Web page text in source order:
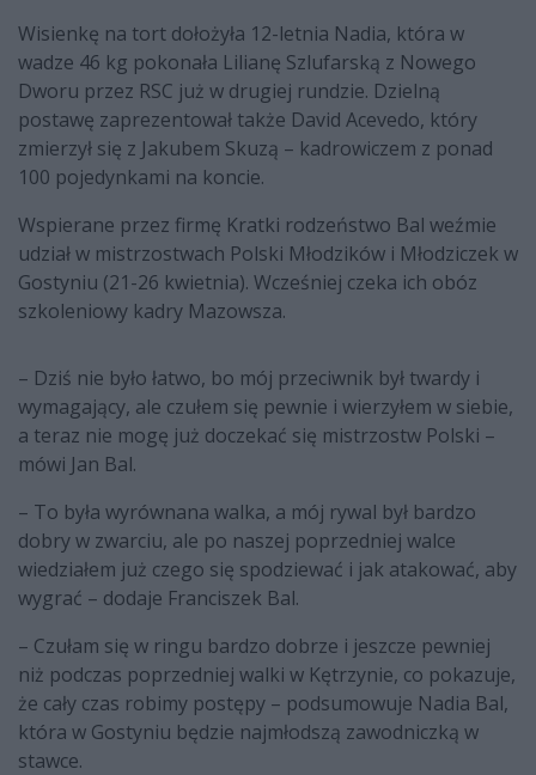
Wisienkę na tort dołożyła 12-letnia Nadia, która w
wadze 46 kg pokonała Lilianę Szlufarską z Nowego
Dworu przez RSC już w drugiej rundzie. Dzielną
postawę zaprezentował także David Acevedo, który
zmierzył się z Jakubem Skuzą – kadrowiczem z ponad
100 pojedynkami na koncie.
Wspierane przez firmę Kratki rodzeństwo Bal weźmie
udział w mistrzostwach Polski Młodzików i Młodziczek w
Gostyniu (21-26 kwietnia). Wcześniej czeka ich obóz
szkoleniowy kadry Mazowsza.
– Dziś nie było łatwo, bo mój przeciwnik był twardy i
wymagający, ale czułem się pewnie i wierzyłem w siebie,
a teraz nie mogę już doczekać się mistrzostw Polski –
mówi Jan Bal.
– To była wyrównana walka, a mój rywal był bardzo
dobry w zwarciu, ale po naszej poprzedniej walce
wiedziałem już czego się spodziewać i jak atakować, aby
wygrać – dodaje Franciszek Bal.
– Czułam się w ringu bardzo dobrze i jeszcze pewniej
niż podczas poprzedniej walki w Kętrzynie, co pokazuje,
że cały czas robimy postępy – podsumowuje Nadia Bal,
która w Gostyniu będzie najmłodszą zawodniczką w
stawce.